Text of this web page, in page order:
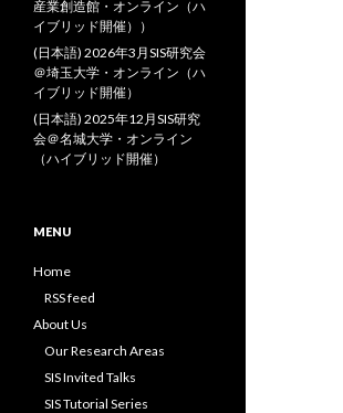
産業創造館・オンライン（ハ
イブリッド開催））
(日本語) 2026年3月SIS研究会
＠埼玉大学・オンライン（ハ
イブリッド開催）
(日本語) 2025年12月SIS研究
会＠名城大学・オンライン
（ハイブリッド開催）
MENU
Home
RSS feed
About Us
Our Research Areas
SIS Invited Talks
SIS Tutorial Series